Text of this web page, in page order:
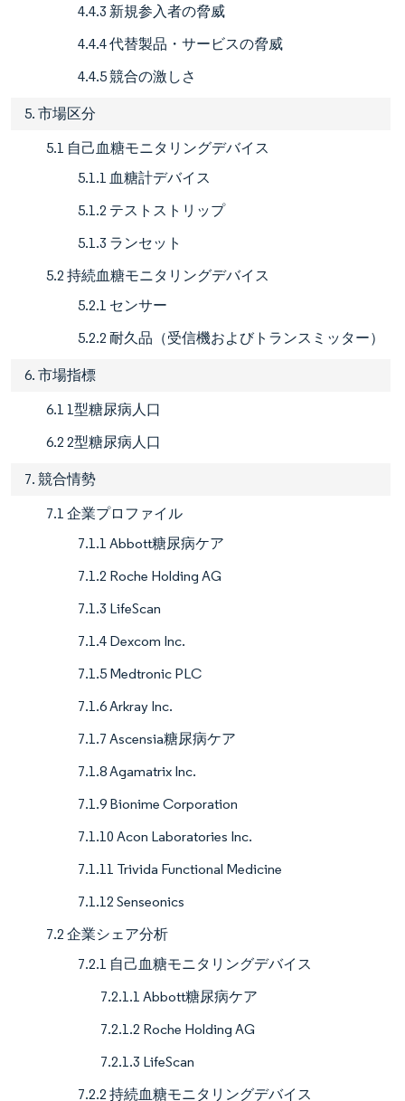
4.4.3 新規参入者の脅威
4.4.4 代替製品・サービスの脅威
4.4.5 競合の激しさ
5. 市場区分
5.1 自己血糖モニタリングデバイス
5.1.1 血糖計デバイス
5.1.2 テストストリップ
5.1.3 ランセット
5.2 持続血糖モニタリングデバイス
5.2.1 センサー
5.2.2 耐久品（受信機およびトランスミッター）
6. 市場指標
6.1 1型糖尿病人口
6.2 2型糖尿病人口
7. 競合情勢
7.1 企業プロファイル
7.1.1 Abbott糖尿病ケア
7.1.2 Roche Holding AG
7.1.3 LifeScan
7.1.4 Dexcom Inc.
7.1.5 Medtronic PLC
7.1.6 Arkray Inc.
7.1.7 Ascensia糖尿病ケア
7.1.8 Agamatrix Inc.
7.1.9 Bionime Corporation
7.1.10 Acon Laboratories Inc.
7.1.11 Trivida Functional Medicine
7.1.12 Senseonics
7.2 企業シェア分析
7.2.1 自己血糖モニタリングデバイス
7.2.1.1 Abbott糖尿病ケア
7.2.1.2 Roche Holding AG
7.2.1.3 LifeScan
7.2.2 持続血糖モニタリングデバイス